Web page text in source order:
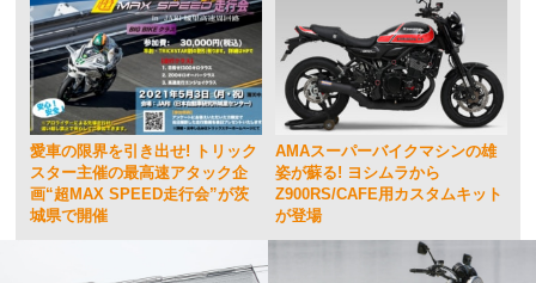
愛車の限界を引き出せ! トリック
スター主催の最高速アタック企
画“超MAX SPEED走行会”が茨
城県で開催
AMAスーパーバイクマシンの雄
姿が蘇る! ヨシムラから
Z900RS/CAFE用カスタムキット
が登場